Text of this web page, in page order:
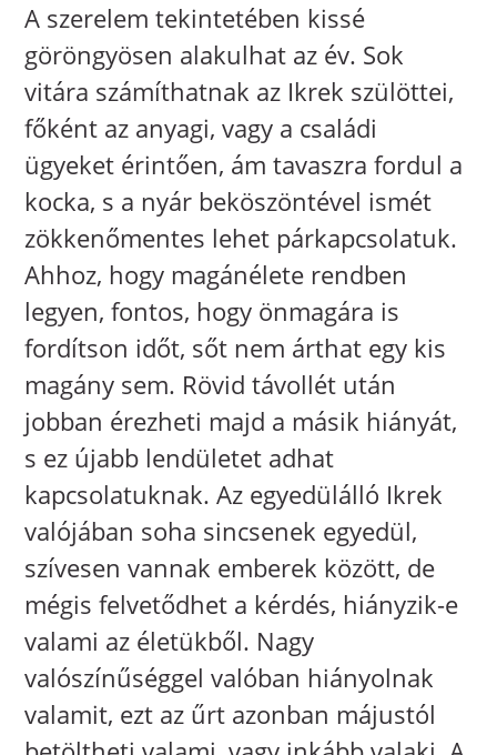
A szerelem tekintetében kissé
göröngyösen alakulhat az év. Sok
vitára számíthatnak az Ikrek szülöttei,
főként az anyagi, vagy a családi
ügyeket érintően, ám tavaszra fordul a
kocka, s a nyár beköszöntével ismét
zökkenőmentes lehet párkapcsolatuk.
Ahhoz, hogy magánélete rendben
legyen, fontos, hogy önmagára is
fordítson időt, sőt nem árthat egy kis
magány sem. Rövid távollét után
jobban érezheti majd a másik hiányát,
s ez újabb lendületet adhat
kapcsolatuknak. Az egyedülálló Ikrek
valójában soha sincsenek egyedül,
szívesen vannak emberek között, de
mégis felvetődhet a kérdés, hiányzik-e
valami az életükből. Nagy
valószínűséggel valóban hiányolnak
valamit, ezt az űrt azonban májustól